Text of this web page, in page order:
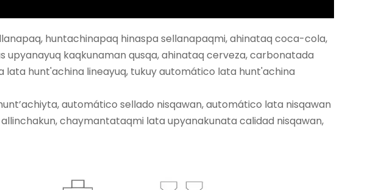
huntachinapaq hinaspa sellanapaqmi, ahinataq coca-cola,
upyanayuq kaqkunaman qusqa, ahinataq cerveza, carbonatada
lata hunt'achina lineayuq, tukuy automático lata hunt'achina
automático sellado nisqawan, automático lata nisqawan
chaymantataqmi lata upyanakunata calidad nisqawan,